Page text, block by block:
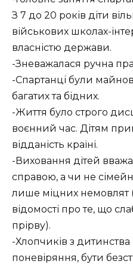
З 7 до 20 років діти
військових школах-
власністю держави.
-Зневажалася ручна
-Спартанці були
багатих та бідних.
-Життя було строго
воєнний час. Дітям
відданість країні.
-Виховання дітей
справою, а чи не
лише міцних немовлят
відомості про те, що
прірву).
-Хлопчиків з
поневіряння, бути